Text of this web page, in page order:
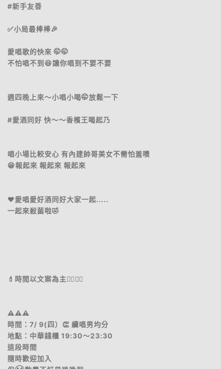
#新手友善
✅小局最棒棒🎉
愛唱歌的快來 🤭🤭
不怕唱不到😆讓你唱到不要不要
週四晚上來～小唱小喝🤭放鬆一下
#愛酒同好 快～～香檳王喝起乃
唱小場比較安心 有內建帥哥美女不需怕羞噢
😁報起來 報起來 報起來
❤️愛唱愛好酒同好大家一起.....
一起來殺菌啦🤣
💄時間以文案為主👇🏻👇🏻
⚠️⚠️⚠️
時間：7/ 9(四）👏 續唱男均分
地點：中華錢櫃 19:30～23:30
這段時間
隨時歡迎加入